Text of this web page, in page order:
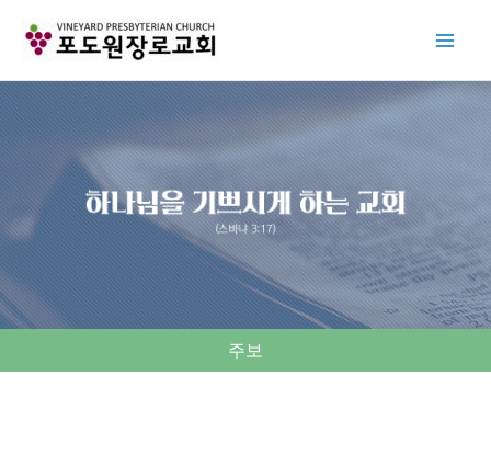
주보